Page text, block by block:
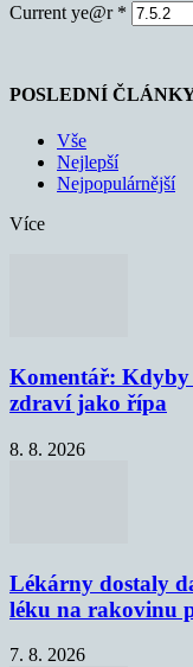
Current ye@r *
POSLEDNÍ
Vše
Nejlepší
Nejpopulárnější
Více
Komentář: Kdyby
zdraví jako řípa
8. 8. 2026
Lékárny dostaly
léku na rakovinu
7. 8. 2026